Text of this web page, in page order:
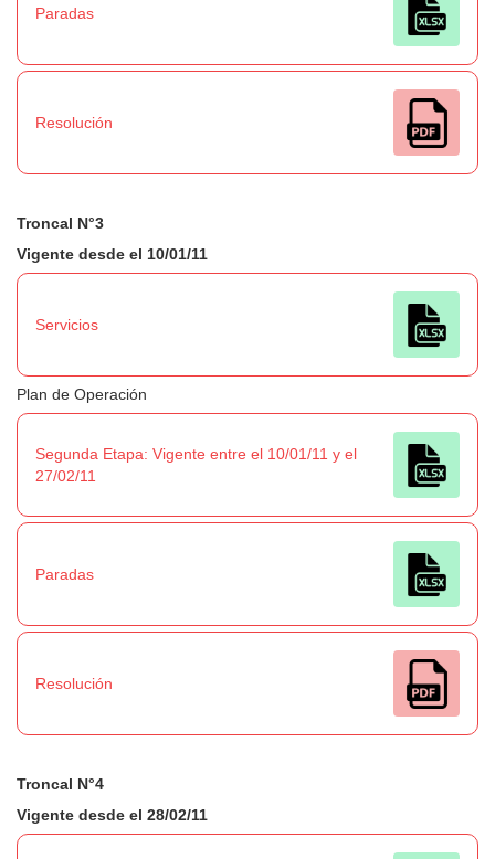
Paradas
Resolución
Troncal N°3
Vigente desde el 10/01/11
Servicios
Plan de Operación
Segunda Etapa: Vigente entre el 10/01/11 y el
27/02/11
Paradas
Resolución
Troncal N°4
Vigente desde el 28/02/11